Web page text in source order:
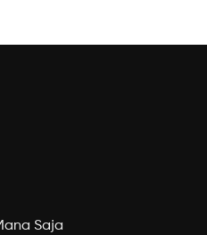
Saja